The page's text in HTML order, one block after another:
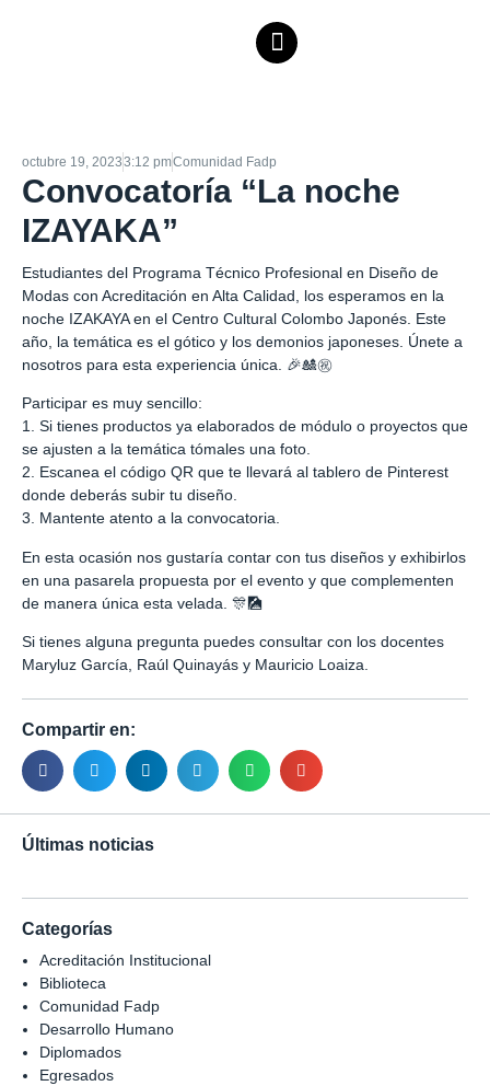
octubre 19, 20233:12 pmComunidad Fadp
Convocatoría “La noche
IZAYAKA”
Estudiantes del Programa Técnico Profesional en Diseño de
Modas con Acreditación en Alta Calidad, los esperamos en la
noche IZAKAYA en el Centro Cultural Colombo Japonés. Este
año, la temática es el gótico y los demonios japoneses. Únete a
nosotros para esta experiencia única. 🎉🎎㊗️
Participar es muy sencillo:
1. Si tienes productos ya elaborados de módulo o proyectos que
se ajusten a la temática tómales una foto.
2. Escanea el código QR que te llevará al tablero de Pinterest
donde deberás subir tu diseño.
3. Mantente atento a la convocatoria.
En esta ocasión nos gustaría contar con tus diseños y exhibirlos
en una pasarela propuesta por el evento y que complementen
de manera única esta velada. 🎊🎑
Si tienes alguna pregunta puedes consultar con los docentes
Maryluz García, Raúl Quinayás y Mauricio Loaiza.
Compartir en:
Últimas noticias
Categorías
Acreditación Institucional
Biblioteca
Comunidad Fadp
Desarrollo Humano
Diplomados
Egresados